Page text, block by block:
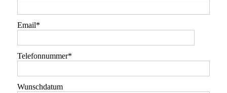
Email
Telefonnummer
Wunschdatum